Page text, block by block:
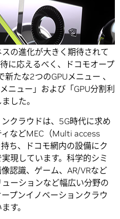
」の新時代が到来し、様々
の進化が大きく期待されて
に応えるべく、ドコモオープ
新たな2つのGPUメニュー 、
ニュー」および「GPU分割利
した。
クラウドは、5G時代に求め
などMEC（Multi access
ち、ドコモ網内の設備にク
現しています。科学的シミ
認識、ゲーム、AR/VRなど
ーションなど幅広い分野の
プンイノベーションクラウ
す。